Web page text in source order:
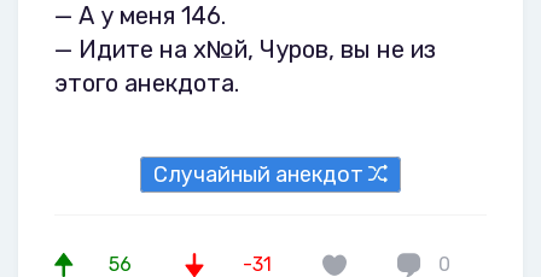
— А у меня 146.
— Идите на х№й, Чуров, вы не из
этого анекдота.
Случайный анекдот
56 -31
0